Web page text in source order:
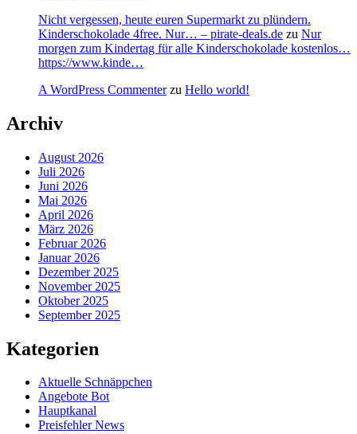
Nicht vergessen, heute euren Supermarkt zu plündern.
Kinderschokolade 4free. Nur… – pirate-deals.de zu Nur
morgen zum Kindertag für alle Kinderschokolade kostenlos…
https://www.kinde…
A WordPress Commenterzu Hello world!
Archiv
August 2026
Juli 2026
Juni 2026
Mai 2026
April 2026
März 2026
Februar 2026
Januar 2026
Dezember 2025
November 2025
Oktober 2025
September 2025
Kategorien
Aktuelle Schnäppchen
Angebote Bot
Hauptkanal
Preisfehler News